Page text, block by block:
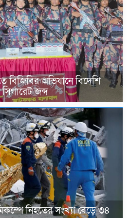
বিজিবির অভিযানে বিদেশি
জব্দ
নিহতের সংখ্যা বেড়ে ৩৪